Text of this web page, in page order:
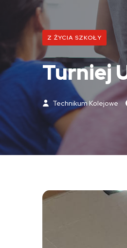
Z ŻYCIA SZKOŁY
Turniej
Technikum Kolejowe